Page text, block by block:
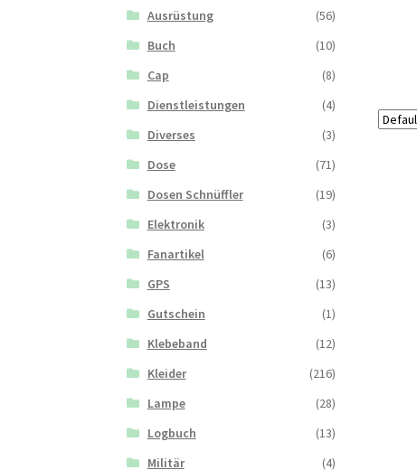
Ausrüstung
(56)
Buch
(10)
Cap
(8)
Dienstleistungen
(4)
Diverses
(3)
Dose
(71)
Dosen Schnüffler
(19)
Elektronik
(3)
Fanartikel
(6)
GPS
(13)
Gutschein
(1)
Klebeband
(12)
Kleider
(216)
Lampe
(28)
Logbuch
(13)
Militär
(4)